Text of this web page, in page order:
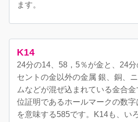
ます。
K14
24分の14、58，5％が金と、24
セントの金以外の金属 銀、銅、
ムなどが混ぜ込まれている金合
位証明であるホールマークの数
を意味する585です。K14も、い